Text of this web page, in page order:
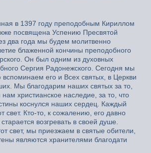
в 1397 году преподобным Кириллом
посвящена Успению Пресвятой
два года мы будем молитвенно
блаженной кончины преподобного
Он был одним из духовных
Сергия Радонежского. Сегодня мы
вспоминаем его и Всех святых, в Церкви
Мы благодарим наших святых за то,
христианское наследие, за то, что
коснулся наших сердец. Каждый
свет. Кто-то, к сожалению, его давно
возгревать в своей душе.
свет, мы приезжаем в святые обители,
являются хранителями благодати